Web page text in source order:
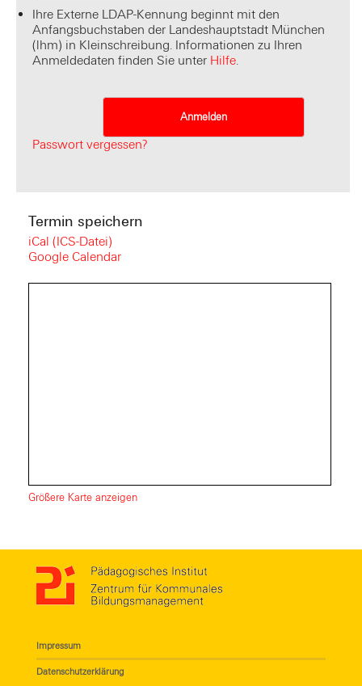
Ihre Externe LDAP-Kennung beginnt mit den
Anfangsbuchstaben der Landeshauptstadt München
(lhm) in Kleinschreibung. Informationen zu Ihren
Anmeldedaten finden Sie unter Hilfe.
Passwort vergessen?
Termin speichern
iCal (ICS-Datei)
Google Calendar
Größere Karte anzeigen
Impressum
Datenschutzerklärung